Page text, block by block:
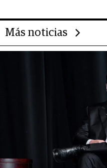
Más noticias